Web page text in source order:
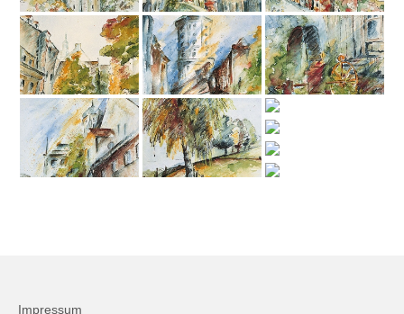
Firmenkalender 2024
Firmenkalender 2023
Firmenkalender 2022
Firmenkalender 2021
Firmenkalender 2020
Impressum